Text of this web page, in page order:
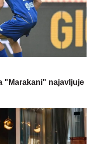
"Marakani" najavljuje